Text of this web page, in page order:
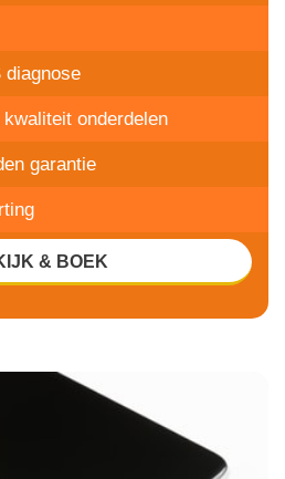
diagnose
onderdelen
garantie
& BOEK